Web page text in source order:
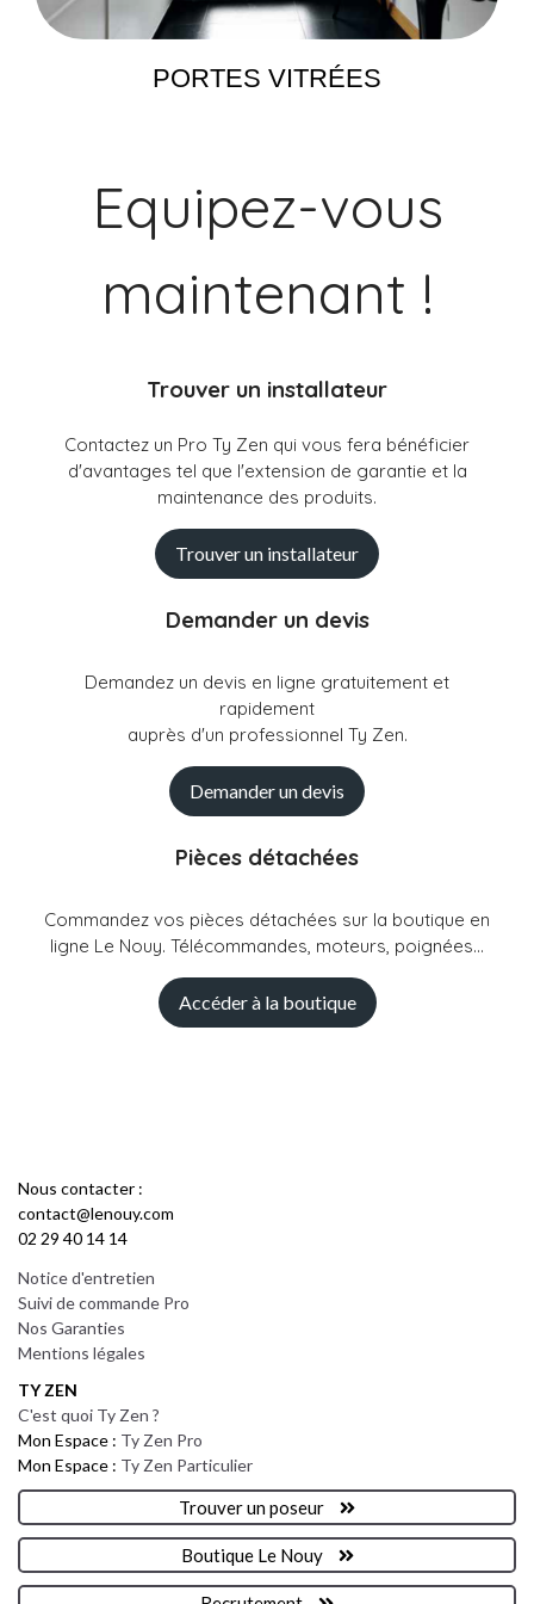
PORTES VITRÉES
Equipez-vous
maintenant !
Trouver un installateur
Contactez un Pro Ty Zen qui vous fera bénéficier
d'avantages tel que l'extension de garantie et la
maintenance des produits.
Trouver un installateur
Demander un devis
Demandez un devis en ligne gratuitement et
rapidement
auprès d'un professionnel Ty Zen.
Demander un devis
Pièces détachées
Commandez vos pièces détachées sur la boutique en
ligne Le Nouy. Télécommandes, moteurs, poignées...
Accéder à la boutique
Nous contacter :
contact@lenouy.com
02 29 40 14 14
Notice d'entretien
Suivi de commande Pro
Nos Garanties
Mentions légales
TY ZEN
C'est quoi Ty Zen ?
Mon Espace : Ty Zen Pro
Mon Espace : Ty Zen Particulier
Trouver un poseur
Boutique Le Nouy